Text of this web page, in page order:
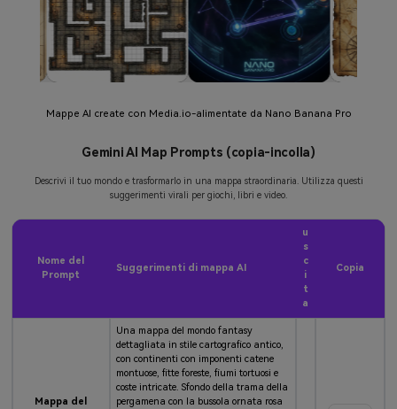
Mappe AI create con Media.io-alimentate da Nano Banana Pro
Gemini AI Map Prompts (copia-incolla)
Descrivi il tuo mondo e trasformarlo in una mappa straordinaria. Utilizza questi
suggerimenti virali per giochi, libri e video.
Nome del
Prompt
Suggerimenti di mappa AI
u
s
c
i
t
a
Copia
Mappa del
Una mappa del mondo fantasy
dettagliata in stile cartografico antico,
con continenti con imponenti catene
montuose, fitte foreste, fiumi tortuosi e
coste intricate. Sfondo della trama della
pergamena con la bussola ornata rosa